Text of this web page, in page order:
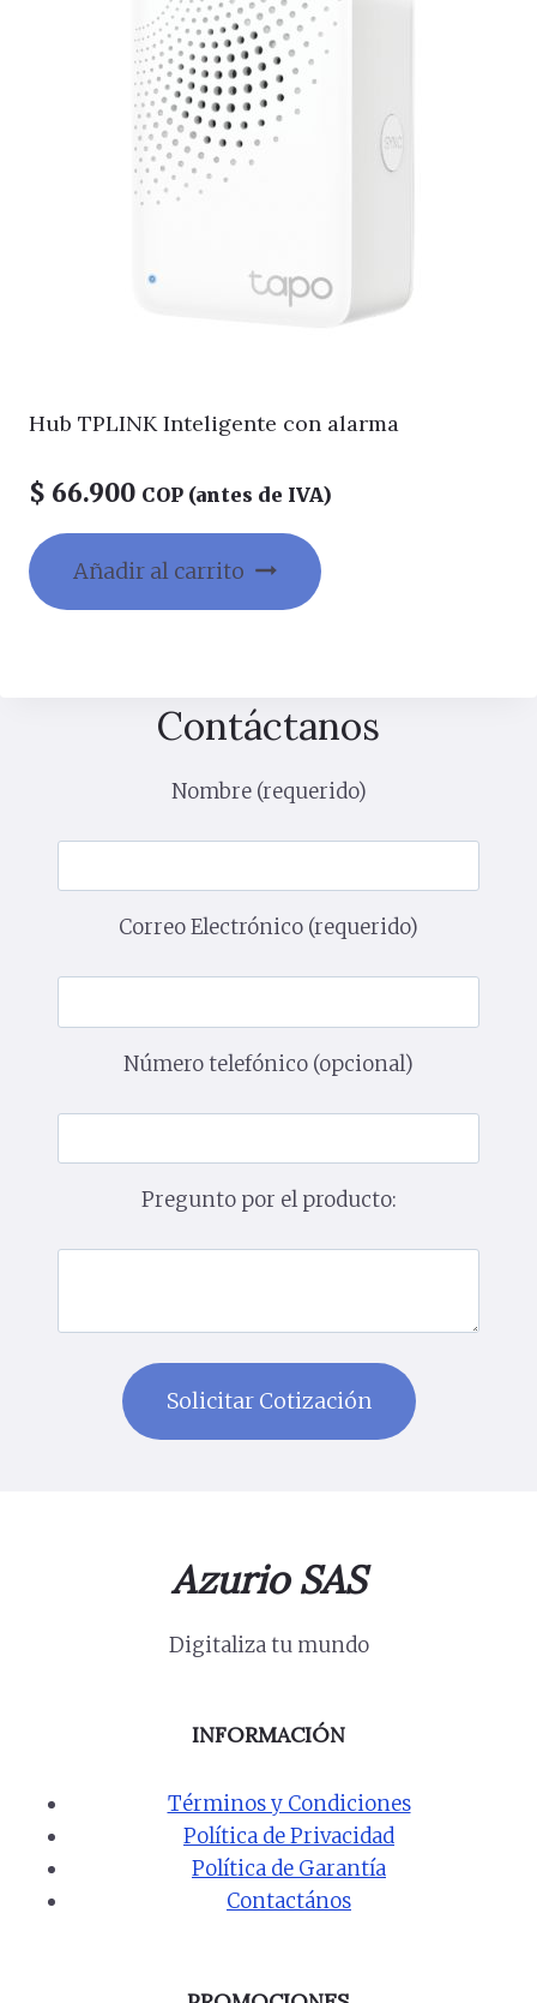
Hub TPLINK Inteligente con alarma
$ 66.900 COP (antes de IVA)
Añadir al carrito
Contáctanos
Nombre (requerido)
Correo Electrónico (requerido)
Número telefónico (opcional)
Pregunto por el producto:
Azurio SAS
Digitaliza tu mundo
INFORMACIÓN
Términos y Condiciones
Política de Privacidad
Política de Garantía
Contactános